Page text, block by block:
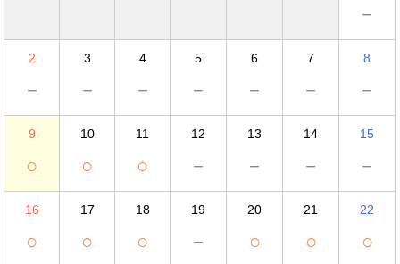
－
2
－
3
－
4
－
5
－
6
－
7
－
8
－
9
○
10
○
11
○
12
－
13
－
14
－
15
－
16
○
17
○
18
○
19
－
20
○
21
○
22
○